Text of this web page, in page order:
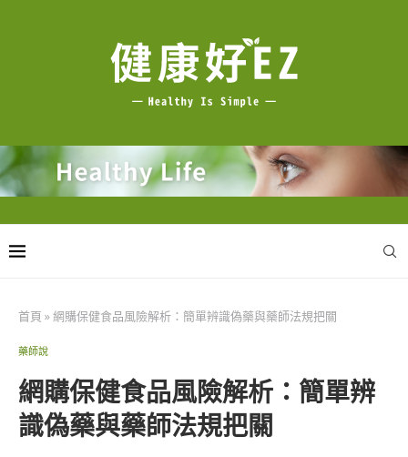
首頁 »網購保健食品風險解析：簡單辨識偽藥與藥師法規把關
藥師說
網購保健食品風險解析：簡單辨
識偽藥與藥師法規把關